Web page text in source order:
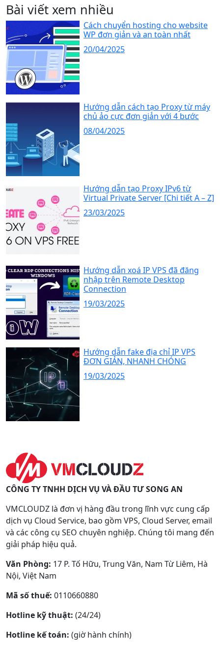
Bài viết xem nhiều
Cách chuyển hosting cho website
WP đơn giản và an toàn nhất
20/04/2025
Hướng dẫn cách tạo Proxy từ máy
chủ ảo cực đơn giản với 4 bước
08/04/2025
Hướng dẫn tạo Proxy IPv6 từ
Virtual Private Server [Chi tiết A – Z]
23/03/2025
Hướng dẫn xoá IP VPS đã đăng
nhập trên Remote Desktop
Connection
19/03/2025
Hướng dẫn fake địa chỉ IP VPS
ĐƠN GIẢN, NHANH CHÓNG
19/03/2025
CÔNG TY TNHH DỊCH VỤ VÀ ĐẦU TƯ SONG AN
VMCLOUDZ là đơn vị hàng đầu trong lĩnh vực cung cấp
dịch vụ Cloud Service, bao gồm VPS, Cloud Server, email
và các công cụ SEO chuyên nghiệp. Chúng tôi mang đến
giải pháp hiệu quả.
Văn Phòng: 17 P. Tố Hữu, Trung Văn, Nam Từ Liêm, Hà
Nội, Việt Nam
Mã số thuế: 0110660880
Hotline kỹ thuật: (24/24)
Hotline kế toán: (giờ hành chính)